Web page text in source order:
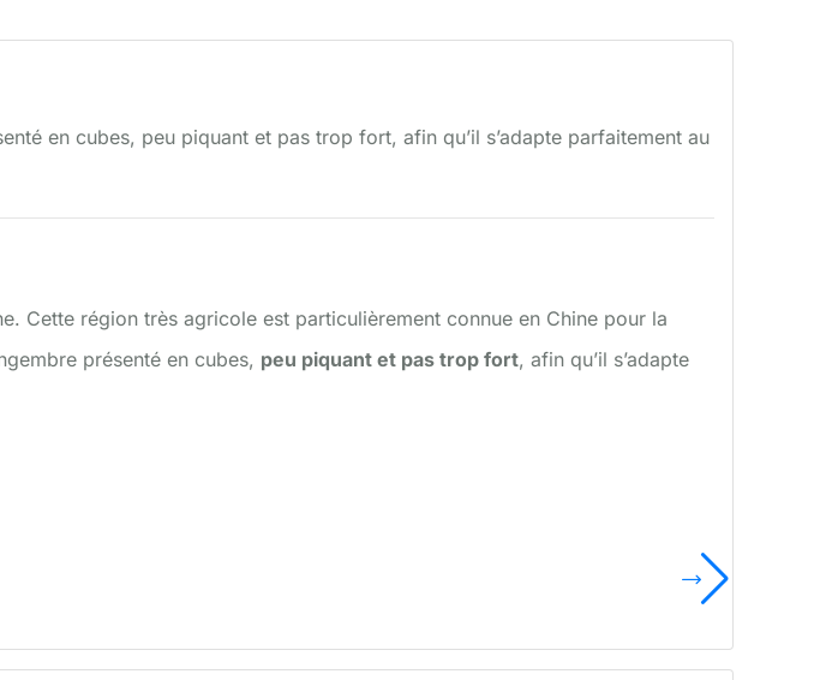
en cubes, peu piquant et pas trop fort, afin qu’il s’adapte parfaitement au
Cette région très agricole est particulièrement connue en Chine pour la
présenté en cubes, peu piquant et pas trop fort, afin qu’il s’adapte